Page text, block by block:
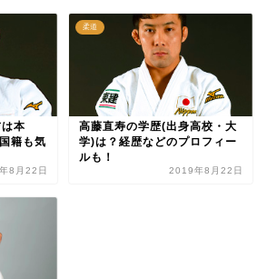
本
籍も気
8月22日
柔道
高藤直寿の学歴(出身高校・大
学)は？経歴などのプロフィー
ルも！
2019年8月22日